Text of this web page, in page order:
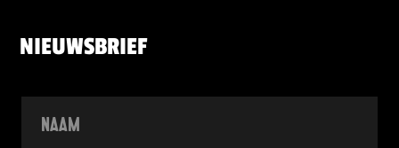
NIEUWSBRIEF